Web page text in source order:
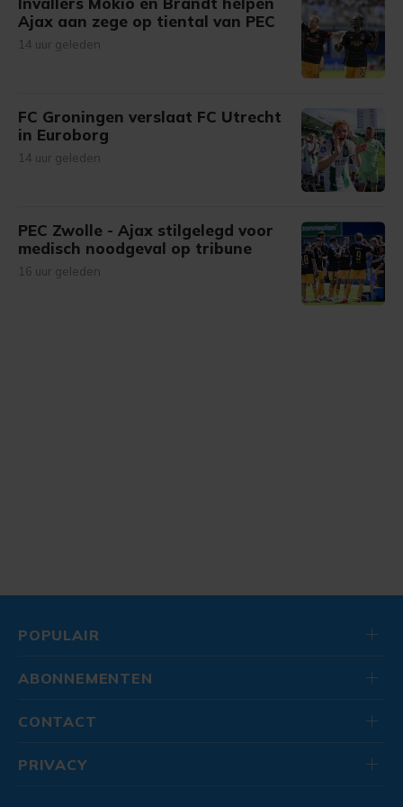
Ajax aan zege op tiental van PEC
14 uur geleden
FC Groningen verslaat FC Utrecht
in Euroborg
14 uur geleden
PEC Zwolle - Ajax stilgelegd voor
medisch noodgeval op tribune
16 uur geleden
POPULAIR
ABONNEMENTEN
CONTACT
PRIVACY